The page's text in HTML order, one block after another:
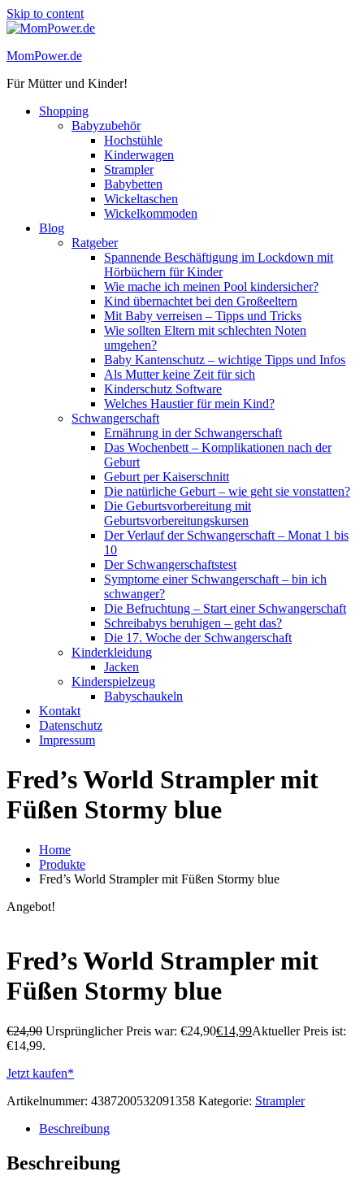
Skip to content
MomPower.de
Für Mütter und Kinder!
Shopping
Babyzubehör
Hochstühle
Kinderwagen
Strampler
Babybetten
Wickeltaschen
Wickelkommoden
Blog
Ratgeber
Spannende Beschäftigung im Lockdown mit
Hörbüchern für Kinder
Wie mache ich meinen Pool kindersicher?
Kind übernachtet bei den Großeeltern
Mit Baby verreisen – Tipps und Tricks
Wie sollten Eltern mit schlechten Noten
umgehen?
Baby Kantenschutz – wichtige Tipps und Infos
Als Mutter keine Zeit für sich
Kinderschutz Software
Welches Haustier für mein Kind?
Schwangerschaft
Ernährung in der Schwangerschaft
Das Wochenbett – Komplikationen nach der
Geburt
Geburt per Kaiserschnitt
Die natürliche Geburt – wie geht sie vonstatten?
Die Geburtsvorbereitung mit
Geburtsvorbereitungskursen
Der Verlauf der Schwangerschaft – Monat 1 bis
10
Der Schwangerschaftstest
Symptome einer Schwangerschaft – bin ich
schwanger?
Die Befruchtung – Start einer Schwangerschaft
Schreibabys beruhigen – geht das?
Die 17. Woche der Schwangerschaft
Kinderkleidung
Jacken
Kinderspielzeug
Babyschaukeln
Kontakt
Datenschutz
Impressum
Fred’s World Strampler mit
Füßen Stormy blue
Home
Produkte
Fred’s World Strampler mit Füßen Stormy blue
Angebot!
Fred’s World Strampler mit
Füßen Stormy blue
€24,90 Ursprünglicher Preis war: €24,90€14,99Aktueller Preis ist:
€14,99.
Jetzt kaufen*
Artikelnummer: 4387200532091358 Kategorie: Strampler
Beschreibung
Beschreibung